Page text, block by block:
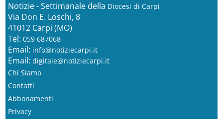
Notizie - Settimanale della Diocesi di Carpi
Via Don E. Loschi, 8
41012 Carpi (MO)
Tel: 059 687068
Email: info@notiziecarpi.it
Email: digitale@notiziecarpi.it
Chi Siamo
Contatti
Abbonamenti
Privacy